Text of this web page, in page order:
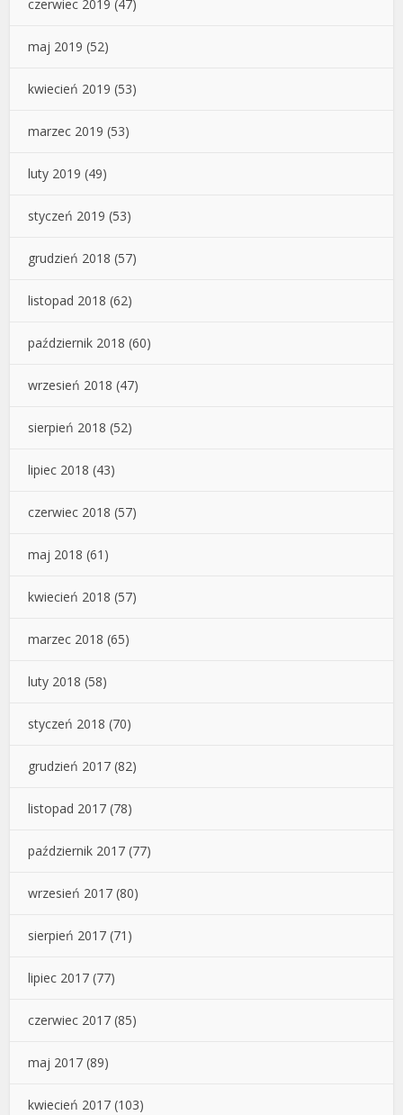
czerwiec 2019 (47)
maj 2019 (52)
kwiecień 2019 (53)
marzec 2019 (53)
luty 2019 (49)
styczeń 2019 (53)
grudzień 2018 (57)
listopad 2018 (62)
październik 2018 (60)
wrzesień 2018 (47)
sierpień 2018 (52)
lipiec 2018 (43)
czerwiec 2018 (57)
maj 2018 (61)
kwiecień 2018 (57)
marzec 2018 (65)
luty 2018 (58)
styczeń 2018 (70)
grudzień 2017 (82)
listopad 2017 (78)
październik 2017 (77)
wrzesień 2017 (80)
sierpień 2017 (71)
lipiec 2017 (77)
czerwiec 2017 (85)
maj 2017 (89)
kwiecień 2017 (103)